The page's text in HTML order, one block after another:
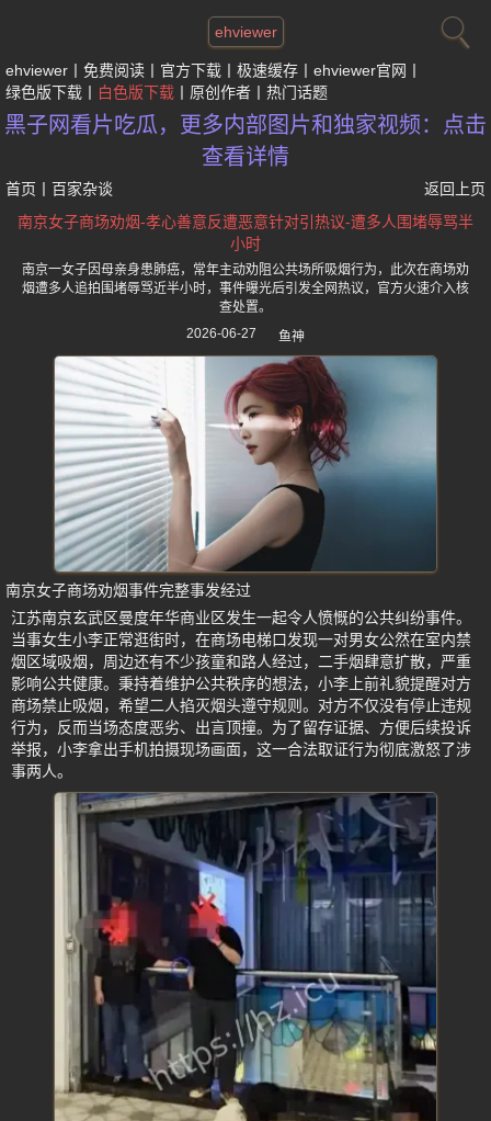
ehviewer
ehviewer 免费阅读 官方下载 极速缓存
ehviewer官网
绿色版下载
白色版下载 原创作者 热门话题
黑子网看片吃瓜，更多内部图片和独家视频：点击
查看详情
首页 百家杂谈
返回上页
南京女子商场劝烟-孝心善意反遭恶意针对引热议-遭多人围堵辱骂半
小时
南京一女子因母亲身患肺癌，常年主动劝阻公共场所吸烟行为，此次在商场劝
烟遭多人追拍围堵辱骂近半小时，事件曝光后引发全网热议，官方火速介入核
查处置。
2026-06-27
鱼神
南京女子商场劝烟事件完整事发经过
江苏南京玄武区曼度年华商业区发生一起令人愤慨的公共纠纷事件。
当事女生小李正常逛街时，在商场电梯口发现一对男女公然在室内禁
烟区域吸烟，周边还有不少孩童和路人经过，二手烟肆意扩散，严重
影响公共健康。秉持着维护公共秩序的想法，小李上前礼貌提醒对方
商场禁止吸烟，希望二人掐灭烟头遵守规则。对方不仅没有停止违规
行为，反而当场态度恶劣、出言顶撞。为了留存证据、方便后续投诉
举报，小李拿出手机拍摄现场画面，这一合法取证行为彻底激怒了涉
事两人。